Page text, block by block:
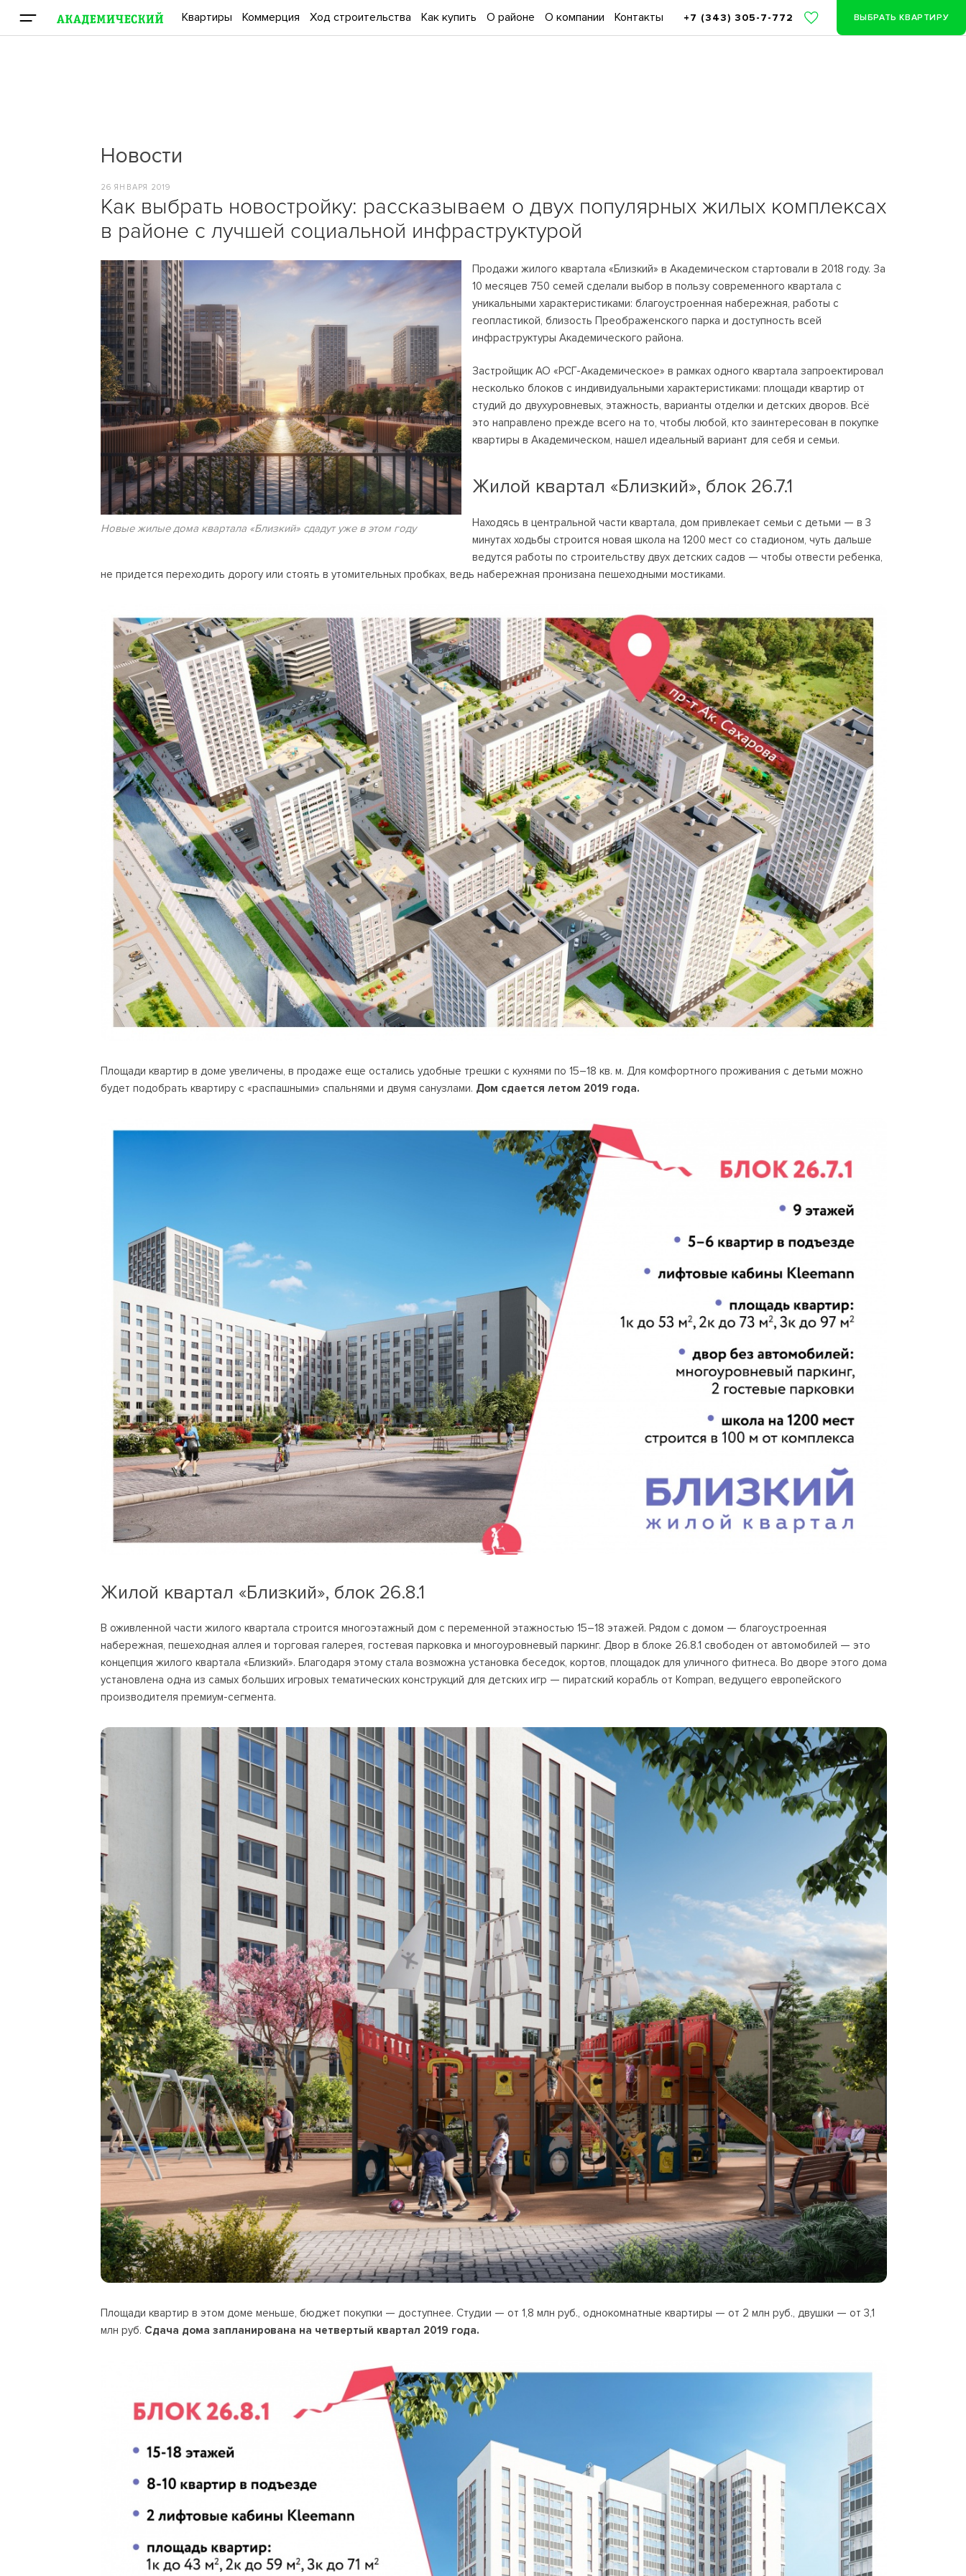
Квартиры Коммерция Ход строительства Как купить О районе О компании Контакты +7 (343) 305-7-772 ВЫБРАТЬ КВАРТИРУ
Новости
26 ЯНВАРЯ 2019
Как выбрать новостройку: рассказываем о двух популярных жилых комплексах
в районе с лучшей социальной инфраструктурой
Новые жилые дома квартала «Близкий» сдадут уже в этом году
Продажи жилого квартала «Близкий» в Академическом стартовали в 2018 году. За
10 месяцев 750 семей сделали выбор в пользу современного квартала с
уникальными характеристиками: благоустроенная набережная, работы с
геопластикой, близость Преображенского парка и доступность всей
инфраструктуры Академического района.
Застройщик АО «РСГ-Академическое» в рамках одного квартала запроектировал
несколько блоков с индивидуальными характеристиками: площади квартир от
студий до двухуровневых, этажность, варианты отделки и детских дворов. Всё
это направлено прежде всего на то, чтобы любой, кто заинтересован в покупке
квартиры в Академическом, нашел идеальный вариант для себя и семьи.
Жилой квартал «Близкий», блок 26.7.1
Находясь в центральной части квартала, дом привлекает семьи с детьми — в 3
минутах ходьбы строится новая школа на 1200 мест со стадионом, чуть дальше
ведутся работы по строительству двух детских садов — чтобы отвести ребенка,
не придется переходить дорогу или стоять в утомительных пробках, ведь набережная пронизана пешеходными мостиками.
Площади квартир в доме увеличены, в продаже еще остались удобные трешки с кухнями по 15–18 кв. м. Для комфортного проживания с детьми можно
будет подобрать квартиру с «распашными» спальнями и двумя санузлами. Дом сдается летом 2019 года.
Жилой квартал «Близкий», блок 26.8.1
В оживленной части жилого квартала строится многоэтажный дом с переменной этажностью 15–18 этажей. Рядом с домом — благоустроенная
набережная, пешеходная аллея и торговая галерея, гостевая парковка и многоуровневый паркинг. Двор в блоке 26.8.1 свободен от автомобилей — это
концепция жилого квартала «Близкий». Благодаря этому стала возможна установка беседок, кортов, площадок для уличного фитнеса. Во дворе этого дома
установлена одна из самых больших игровых тематических конструкций для детских игр — пиратский корабль от Kompan, ведущего европейского
производителя премиум-сегмента.
Площади квартир в этом доме меньше, бюджет покупки — доступнее. Студии — от 1,8 млн руб., однокомнатные квартиры — от 2 млн руб., двушки — от 3,1
млн руб. Сдача дома запланирована на четвертый квартал 2019 года.